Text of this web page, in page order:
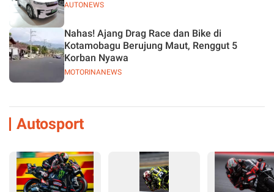
AUTONEWS
MOTORINANEWS
Nahas! Ajang Drag Race dan Bike di
Kotamobagu Berujung Maut, Renggut 5
Korban Nyawa
Autosport